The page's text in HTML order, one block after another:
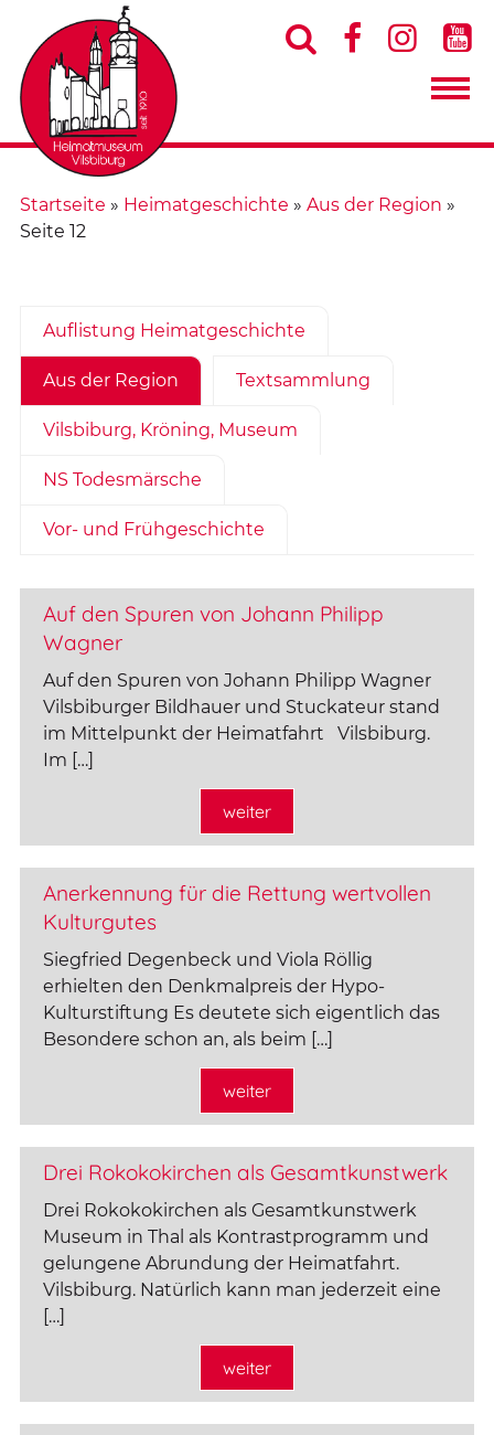
   
Startseite » Heimatgeschichte » Aus der Region »
Seite 12
Auflistung Heimatgeschichte
Aus der Region Textsammlung
Vilsbiburg, Kröning, Museum
NS Todesmärsche
Vor- und Frühgeschichte
Auf den Spuren von Johann Philipp
Wagner
Auf den Spuren von Johann Philipp Wagner
Vilsbiburger Bildhauer und Stuckateur stand
im Mittelpunkt der Heimatfahrt Vilsbiburg.
Im […]
weiter
Anerkennung für die Rettung wertvollen
Kulturgutes
Siegfried Degenbeck und Viola Röllig
erhielten den Denkmalpreis der Hypo-
Kulturstiftung Es deutete sich eigentlich das
Besondere schon an, als beim […]
weiter
Drei Rokokokirchen als Gesamtkunstwerk
Drei Rokokokirchen als Gesamtkunstwerk
Museum in Thal als Kontrastprogramm und
gelungene Abrundung der Heimatfahrt.
Vilsbiburg. Natürlich kann man jederzeit eine
[…]
weiter